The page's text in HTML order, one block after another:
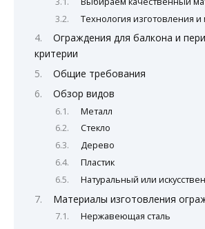
Технология изготовления
Ограждения для балкона и
критерии
Общие требования
Обзор видов
Металл
Стекло
Дерево
Пластик
Натуральный или
Материалы изготовления
Нержавеющая сталь